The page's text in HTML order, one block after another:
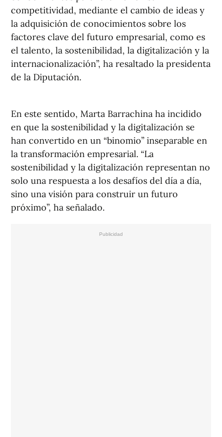
competitividad, mediante el cambio de ideas y
la adquisición de conocimientos sobre los
factores clave del futuro empresarial, como es
el talento, la sostenibilidad, la digitalización y la
internacionalización”, ha resaltado la presidenta
de la Diputación.
En este sentido, Marta Barrachina ha incidido
en que la sostenibilidad y la digitalización se
han convertido en un “binomio” inseparable en
la transformación empresarial. “La
sostenibilidad y la digitalización representan no
solo una respuesta a los desafíos del día a día,
sino una visión para construir un futuro
próximo”, ha señalado.